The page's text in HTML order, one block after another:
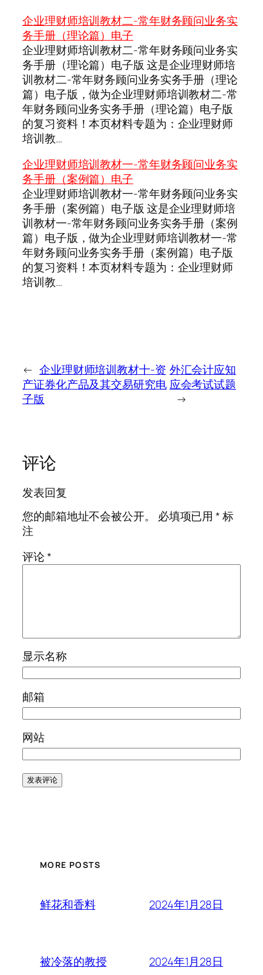
企业理财师培训教材二-常年财务顾问业务实
务手册（理论篇）电子
企业理财师培训教材二-常年财务顾问业务实
务手册（理论篇）电子版 这是企业理财师培
训教材二-常年财务顾问业务实务手册（理论
篇）电子版，做为企业理财师培训教材二-常
年财务顾问业务实务手册（理论篇）电子版
的复习资料！本页材料专题为：企业理财师
培训教…
企业理财师培训教材一-常年财务顾问业务实
务手册（案例篇）电子
企业理财师培训教材一-常年财务顾问业务实
务手册（案例篇）电子版 这是企业理财师培
训教材一-常年财务顾问业务实务手册（案例
篇）电子版，做为企业理财师培训教材一-常
年财务顾问业务实务手册（案例篇）电子版
的复习资料！本页材料专题为：企业理财师
培训教…
← 企业理财师培训教材十-资
产证券化产品及其交易研究电
子版
外汇会计应知
应会考试试题
→
评论
发表回复
您的邮箱地址不会被公开。
必填项已用*标
注
评论*
显示名称
邮箱
网站
MORE POSTS
鲜花和香料 2024年1月28日
被冷落的教授 2024年1月28日